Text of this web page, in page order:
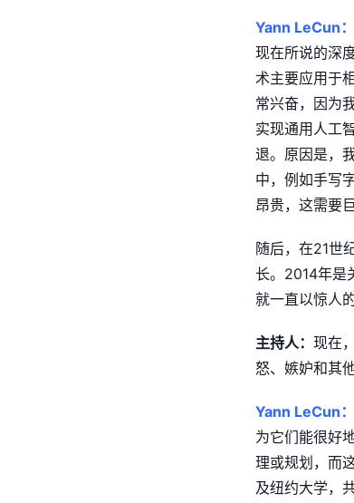
Yann LeCun：
现在所说的深
术主要应用于
常兴奋，因为
实现通用人工
退。原因是，
中，例如手写
昂贵，这需要
随后，在21世
长。2014年是
就一直以惊人
主持人： 现在
怒、嫉妒和其
Yann LeCun：
为它们能很好
理或规划，而
及纽约大学，